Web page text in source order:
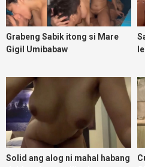
Grabeng Sabik itong si Mare
Gigil Umibabaw
Solid ang alog ni mahal habang